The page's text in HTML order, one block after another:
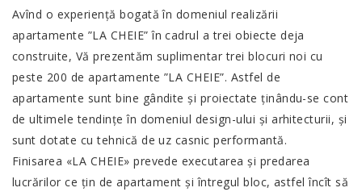
Avînd o experiență bogată în domeniul realizării
apartamente ”LA CHEIE” în cadrul a trei obiecte deja
construite, Vă prezentăm suplimentar trei blocuri noi cu
peste 200 de apartamente ”LA CHEIE”. Astfel de
apartamente sunt bine gândite şi proiectate ţinându-se cont
de ultimele tendinţe în domeniul design-ului şi arhitecturii, şi
sunt dotate cu tehnică de uz casnic performantă.
Finisarea «LA CHEIE» prevede executarea şi predarea
lucrărilor ce ţin de apartament şi întregul bloc, astfel încît să